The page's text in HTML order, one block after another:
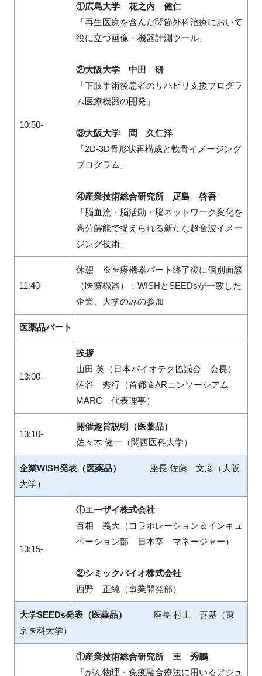
10:50-
①広島大学 花之内 健仁
「再生医療を含んだ関節外科治療において
役に立つ画像・機器計測ツール」
②大阪大学 中田 研
「下肢手術後患者のリハビリ支援プログラ
ム医療機器の開発」
③大阪大学 岡 久仁洋
「2D-3D骨形状再構成と軟骨イメージング
プログラム」
④産業技術総合研究所 疋島 啓吾
「脳血流・脳活動・脳ネットワーク変化を
高分解能で捉えられる新たな超音波イメー
ジング技術」
11:40-
休憩
※医療機器パート終了後に個別面談
（医療機器）：WISHとSEEDsが一致した
企業、大学のみの参加
医薬品パート
13:00-
挨拶
山田 英（日本バイオテク協議会 会長）
佐谷 秀行（首都圏ARコンソーシアム
MARC 代表理事）
13:10-
開催趣旨説明（医薬品）
佐々木 健一（関西医科大学）
企業WISH発表（医薬品）
座長 佐藤 文彦（大阪
大学）
13:15-
①エーザイ株式会社
百相 義大（コラボレーション＆インキュ
ベーション部 日本室 マネージャー）
②シミックバイオ株式会社
西野 正純（事業開発部）
大学SEEDs発表（医薬品）
座長 村上 善基（東
京医科大学）
①産業技術総合研究所 王 秀鵬
「がん物理・免疫融合療法に用いるアジュ